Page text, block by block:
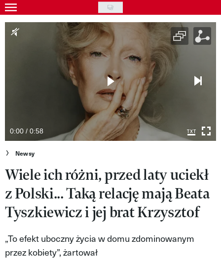
Skip
to
main
Gwiazdy
Kultura
Wideo
Nasze akcje
VIVA!ART
VIVA!MODA
VIVA!MAN
0:00 / 0:58
Newsy
Wiele ich różni, przed laty uciekł
z Polski... Taką relację mają Beata
Tyszkiewicz i jej brat Krzysztof
„To efekt uboczny życia w domu zdominowanym
przez kobiety”, żartował